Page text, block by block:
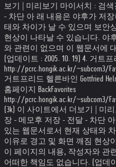
보기 | 미리보기 마이서치 : 검
- 차단 아 래 내용은 야후가 저
태와 차이가 날 수 있으며 보안
현상이 나타날 수 있습니다. 야
와 관련이 없으며 이 웹문서에
(업데이트 : 2005. 10. 19) 4. 거트
http://pcrc.hongik.ac.kr/~subcom3/
거트프리드 헬른바인 Gottfried
홈페이지 BackFavorites
http://pcrc.hongik.ac.kr/~subcom3/
(3k) 이 사이트에서 더보기 | 미
장 - 메모후 저장 - 전달 - 차단
있는 웹문서로서 현재 상태와
이유로 경고 및 화면 깨짐 현상
이 페이지의 내용, 작성자와 관
어떠한 책임도 없습니다. (업데이